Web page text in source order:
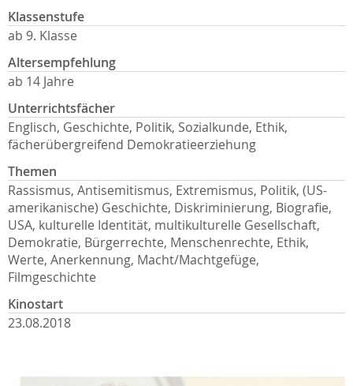
Klassenstufe
ab 9. Klasse
Altersempfehlung
ab 14 Jahre
Unterrichtsfächer
Englisch, Geschichte, Politik, Sozialkunde, Ethik,
fächerübergreifend Demokratieerziehung
Themen
Rassismus, Antisemitismus, Extremismus, Politik, (US-
amerikanische) Geschichte, Diskriminierung, Biografie,
USA, kulturelle Identität, multikulturelle Gesellschaft,
Demokratie, Bürgerrechte, Menschenrechte, Ethik,
Werte, Anerkennung, Macht/Machtgefüge,
Filmgeschichte
Kinostart
23.08.2018